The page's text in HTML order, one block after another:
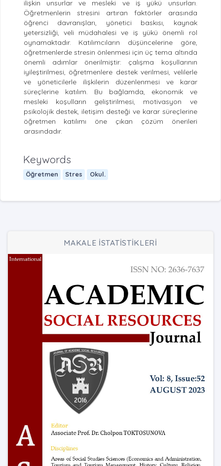
ilişkin unsurlar ve mesleki ve iş yükü unsurları.
Öğretmenlerin stresini artıran faktörler arasında
öğrenci davranışları, yönetici baskısı, kaynak
yetersizliği, veli müdahalesi ve iş yükü önemli rol
oynamaktadır. Katılımcıların düşüncelerine göre,
öğretmenlerde stresin önlenmesi için üç tema altında
önemli adımlar önerilmiştir: çalışma koşullarının
iyileştirilmesi, öğretmenlere destek verilmesi, velilerle
ve yöneticilerle ilişkilerin düzenlenmesi ve karar
süreçlerine katılım. Bu bağlamda, ekonomik ve
mesleki koşulların geliştirilmesi, motivasyon ve
psikolojik destek, iletişim desteği ve karar süreçlerine
öğretmen katılımı öne çıkan çözüm önerileri
arasındadır.
Keywords
Öğretmen Stres Okul.
MAKALE İSTATİSTİKLERİ